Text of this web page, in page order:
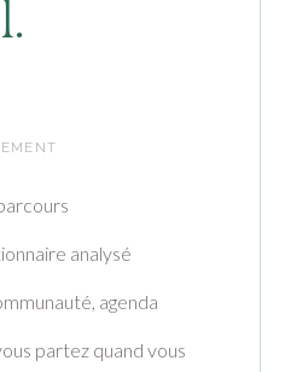
analysé
agenda
partez quand vous